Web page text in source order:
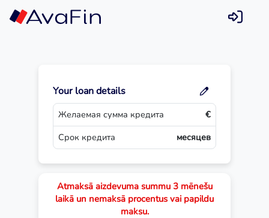
content
Your loan details
Желаемая сумма кредита
€
Срок кредита
месяцев
Atmaksā aizdevuma summu 3 mēnešu
laikā un nemaksā procentus vai papildu
maksu.